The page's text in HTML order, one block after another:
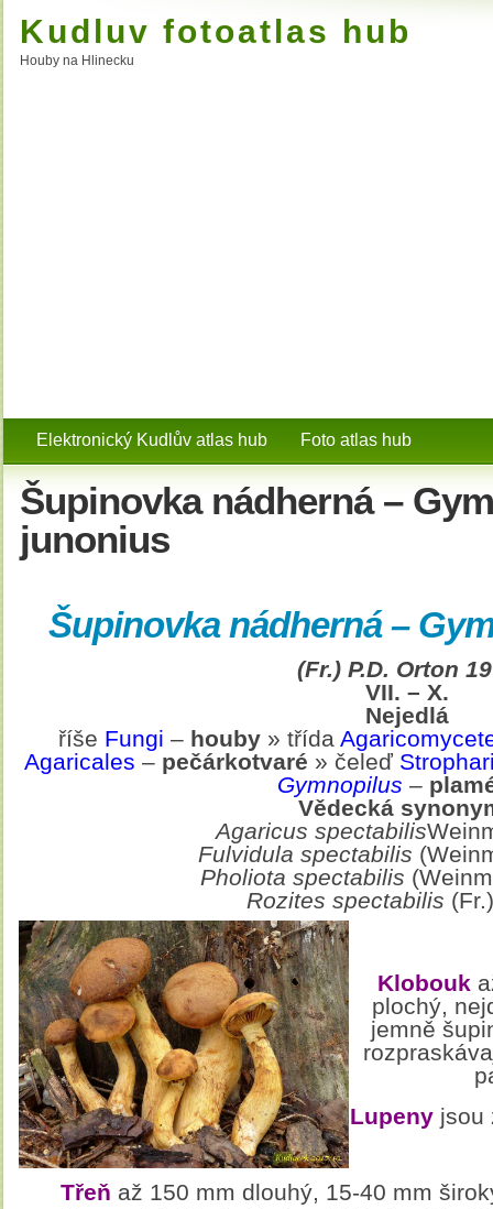
Kudluv fotoatlas hub
Houby na Hlinecku
Elektronický Kudlův atlas hub Foto atlas hub
Šupinovka nádherná –
junonius
Šupinovka nádherná –
(Fr.) P.D. Orton
VII. – X.
Nejedlá
říše Fungi – houby » třída
Agaricales – pečárkotvaré » čeleď
Gymnopilus –
Vědecká
Agaricus spectabilis
Fulvidula spectabilis
Pholiota spectabilis
Rozites spectabilis
Klobouk
plochý,
jemně
Lupeny jsou
Třeň až 150 mm dlouhý, 15-40 mm